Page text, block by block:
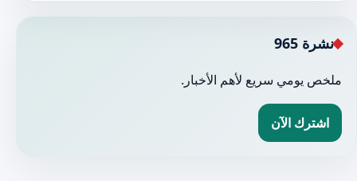
نشرة 965
ملخص يومي سريع لأهم الأخبار.
اشترك الآن